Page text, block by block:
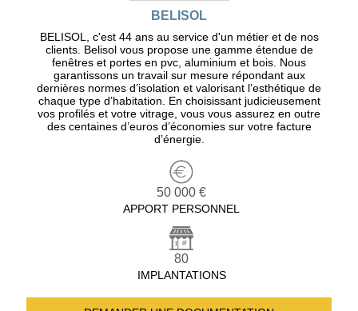
BELISOL
BELISOL, c'est 44 ans au service d'un métier et de nos
clients. Belisol vous propose une gamme étendue de
fenêtres et portes en pvc, aluminium et bois. Nous
garantissons un travail sur mesure répondant aux
dernières normes d’isolation et valorisant l’esthétique de
chaque type d’habitation. En choisissant judicieusement
vos profilés et votre vitrage, vous vous assurez en outre
des centaines d’euros d’économies sur votre facture
d’énergie.
50 000 €
APPORT PERSONNEL
80
IMPLANTATIONS